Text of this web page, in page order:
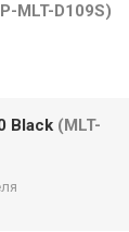
MLT-D109S)
Black (MLT-